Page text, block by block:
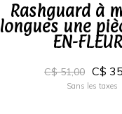
Rashguard à
longues une
EN-
C$ 51,00 C$
Sans les taxes